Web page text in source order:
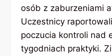
osób z zaburzeniami
Uczestnicy
poczucia kontroli nad
tygodniach praktyki.